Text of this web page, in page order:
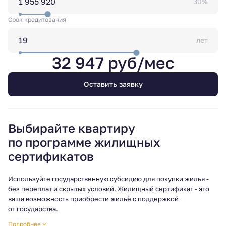
Срок кредитования
лет
32 947 руб/мес
Оставить заявку
Выбирайте квартиру
по программе жилищных
сертификатов
Используйте государственную субсидию для покупки жилья -
без переплат и скрытых условий. Жилищный сертификат - это
ваша возможность приобрести жильё с поддержкой
от государства.
Подробнее